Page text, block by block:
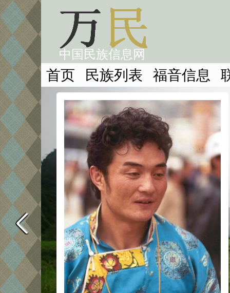
中国民族信息网
首页 民族列表 福音信息